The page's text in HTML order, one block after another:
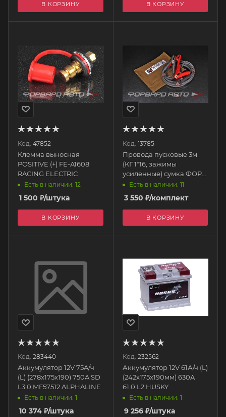
В КОРЗИНУ В КОРЗИНУ
Код: 47852
Клемма выносная
POSITIVE (+) FE-A1608
RACING ELECTRIC
Есть в наличии: 12
1 500 ₽/штука
В КОРЗИНУ
Код: 13785
Провода пусковые 3м
(КГ 1*16, зажимы
усиленные) сумка ФОРА
ЭКСПЕРТ
Есть в наличии: 11
3 550 ₽/комплект
В КОРЗИНУ
Код: 283440
Аккумулятор 12V 75A/ч
(L) (278x175x190) 750A SD
L3.0,MF57512 ALPHALINE
Есть в наличии: 1
10 374 ₽/штука
Код: 232562
Аккумулятор 12V 61А/ч (L)
(242х175х190мм) 630A
61.0 L2 HUSKY
Есть в наличии: 1
9 256₽/штука